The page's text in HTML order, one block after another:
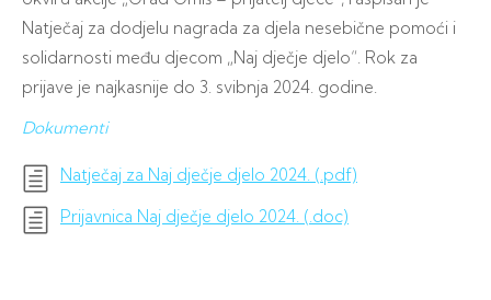
Natječaj za dodjelu nagrada za djela nesebične pomoći i
solidarnosti među djecom „Naj dječje djelo“. Rok za
prijave je najkasnije do 3. svibnja 2024. godine.
Dokumenti
Natječaj za Naj dječje djelo 2024. (.pdf)
Prijavnica Naj dječje djelo 2024. (.doc)